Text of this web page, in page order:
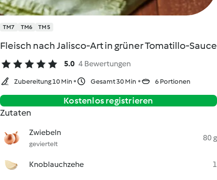
TM7 TM6 TM5
Fleisch nach Jalisco-Art in grüner Tomatillo-Sauce
5.0 4 Bewertungen
Zubereitung 10 Min Gesamt 30 Min 6 Portionen
Kostenlos registrieren
Zutaten
Zwiebeln
geviertelt
80 g
Knoblauchzehe 1